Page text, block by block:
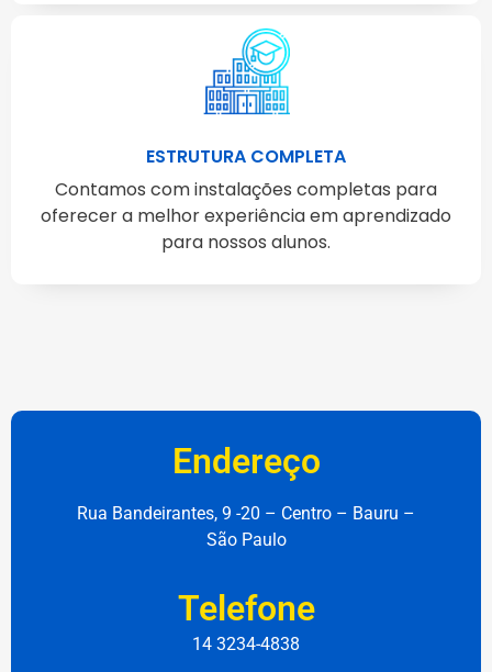
ESTRUTURA COMPLETA
Contamos com instalações completas para
oferecer a melhor experiência em aprendizado
para nossos alunos.
Endereço
Rua Bandeirantes, 9 -20 – Centro – Bauru –
São Paulo
Telefone
14 3234-4838